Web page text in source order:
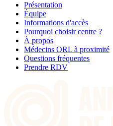
Présentation
Équipe
Informations d'accès
Pourquoi choisir centre ?
À propos
Médecins ORL à proximité
Questions fréquentes
Prendre RDV